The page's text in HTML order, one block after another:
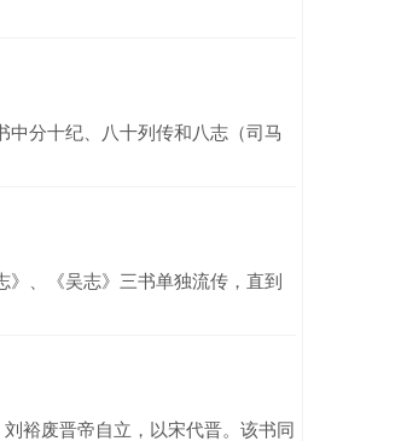
分十纪、八十列传和八志（司马
、《吴志》三书单独流传，直到
裕废晋帝自立，以宋代晋。该书同